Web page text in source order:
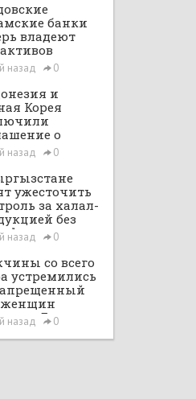
банки
владеют
S&P
назад 0
и
Корея
о
назад 0
ужесточить
за халал-
без
назад 0
со всего
устремились
женщин
на Бали
назад 0